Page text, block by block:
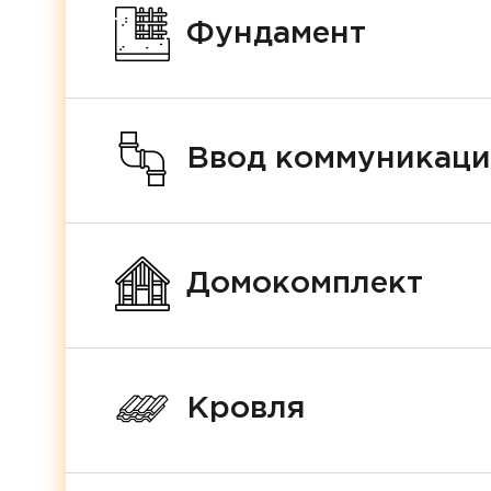
Фундамент
Ввод
Домокомплект
Кровля